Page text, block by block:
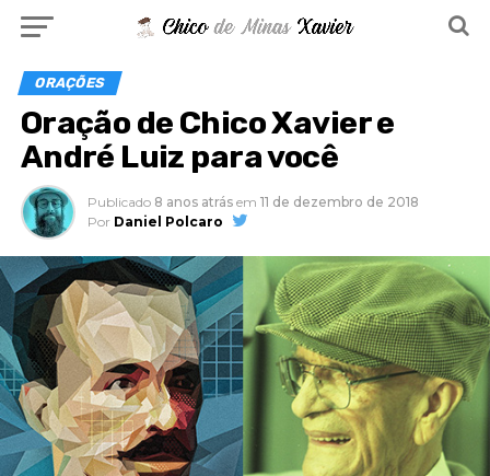
ORAÇÕES
Oração de Chico Xavier e
André Luiz para você
Publicado 8 anos atrás em 11 de dezembro de 2018
Por Daniel Polcaro